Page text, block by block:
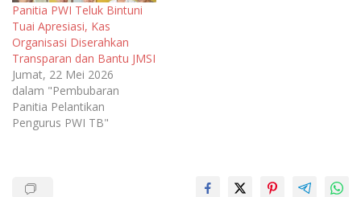
Panitia PWI Teluk Bintuni
Tuai Apresiasi, Kas
Organisasi Diserahkan
Transparan dan Bantu JMSI
Jumat, 22 Mei 2026
dalam "Pembubaran
Panitia Pelantikan
Pengurus PWI TB"